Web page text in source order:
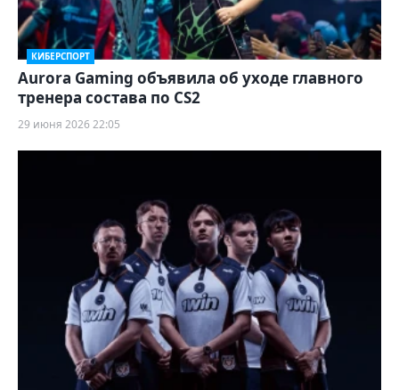
КИБЕРСПОРТ
Aurora Gaming объявила об уходе главного
тренера состава по CS2
29 июня 2026 22:05